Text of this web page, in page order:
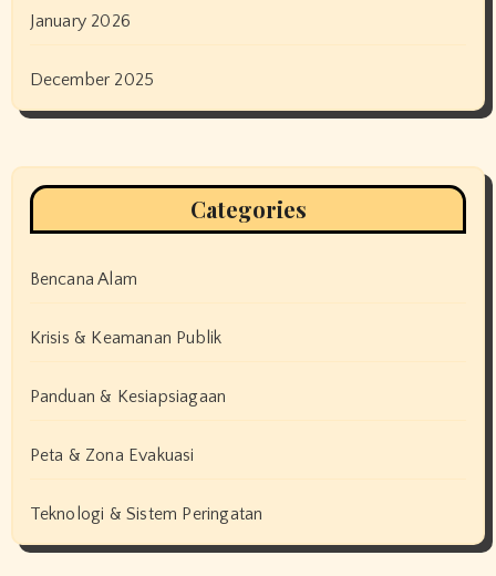
January 2026
December 2025
Categories
Bencana Alam
Krisis & Keamanan Publik
Panduan & Kesiapsiagaan
Peta & Zona Evakuasi
Teknologi & Sistem Peringatan